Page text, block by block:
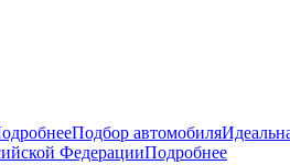
Подбор автомобиля
ФедерацииПодробнее